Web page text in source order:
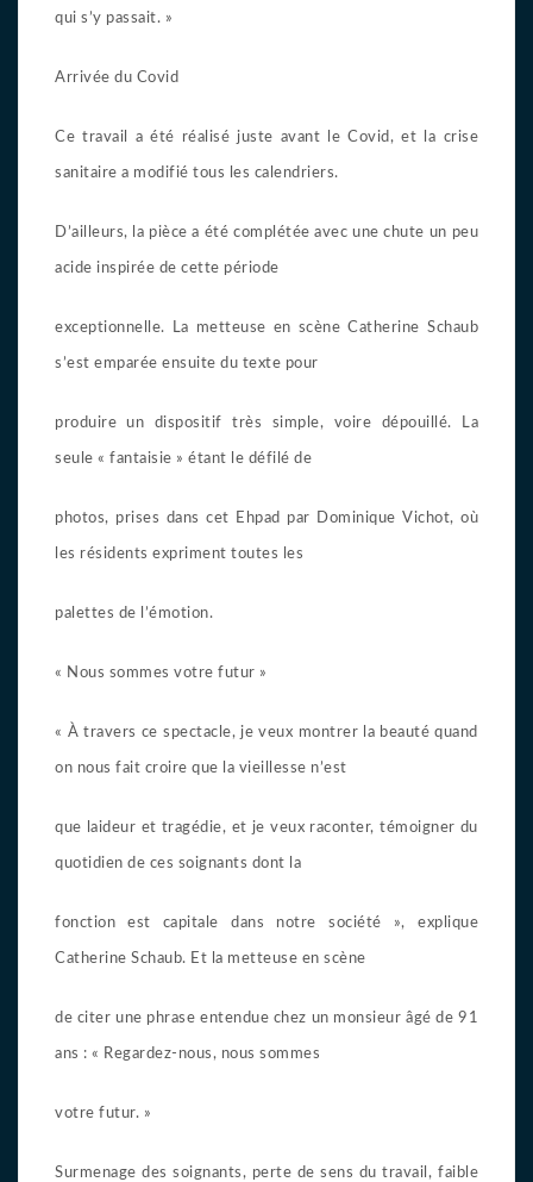
qui s’y passait. »
Arrivée du Covid
Ce travail a été réalisé juste avant le Covid, et la crise
sanitaire a modifié tous les calendriers.
D’ailleurs, la pièce a été complétée avec une chute un peu
acide inspirée de cette période
exceptionnelle. La metteuse en scène Catherine Schaub
s’est emparée ensuite du texte pour
produire un dispositif très simple, voire dépouillé. La
seule « fantaisie » étant le défilé de
photos, prises dans cet Ehpad par Dominique Vichot, où
les résidents expriment toutes les
palettes de l’émotion.
« Nous sommes votre futur »
« À travers ce spectacle, je veux montrer la beauté quand
on nous fait croire que la vieillesse n’est
que laideur et tragédie, et je veux raconter, témoigner du
quotidien de ces soignants dont la
fonction est capitale dans notre société », explique
Catherine Schaub. Et la metteuse en scène
de citer une phrase entendue chez un monsieur âgé de 91
ans : « Regardez-nous, nous sommes
votre futur. »
Surmenage des soignants, perte de sens du travail, faible